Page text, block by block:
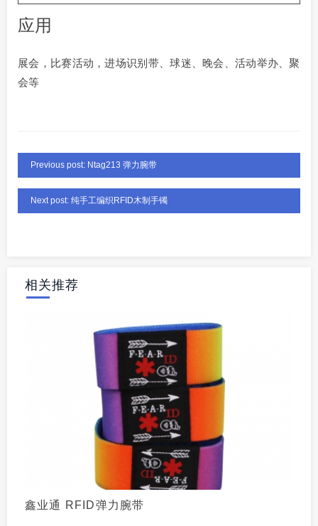
应用
展会，比赛活动，进场识别带、球迷、晚会、活动举办、聚
会等
Previous post: Ntag213 弹力腕带
Next post: 纯手工编织RFID木制手镯
相关推荐
鑫业通 RFID弹力腕带